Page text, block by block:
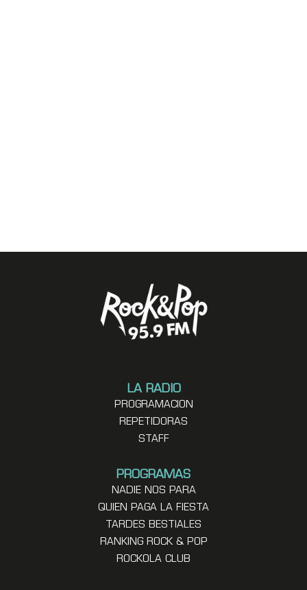
LA RADIO
PROGRAMACION
REPETIDORAS
STAFF
PROGRAMAS
NADIE NOS PARA
QUIEN PAGA LA FIESTA
TARDES BESTIALES
RANKING ROCK & POP
ROCKOLA CLUB